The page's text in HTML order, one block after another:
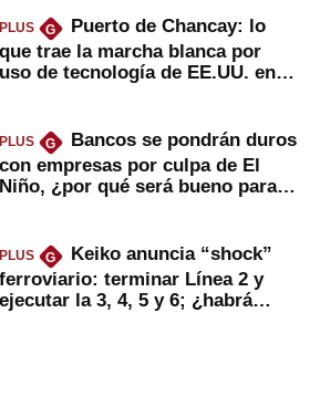
PLUS G
Puerto de Chancay: lo
que trae la marcha blanca por
uso de tecnología de EE.UU. en
PLUS G
Bancos se pondrán duros
con empresas por culpa de El
Niño, ¿por qué será bueno para
PLUS G
Keiko anuncia “shock”
ferroviario: terminar Línea 2 y
ejecutar la 3, 4, 5 y 6; ¿habrá